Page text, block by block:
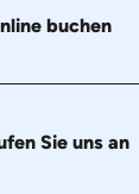
buchen
Sie uns an